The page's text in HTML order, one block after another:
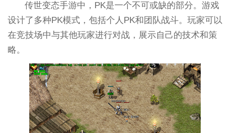
传世变态手游中，PK是一个不可或缺的部分。游戏
设计了多种PK模式，包括个人PK和团队战斗。玩家可以
在竞技场中与其他玩家进行对战，展示自己的技术和策
略。